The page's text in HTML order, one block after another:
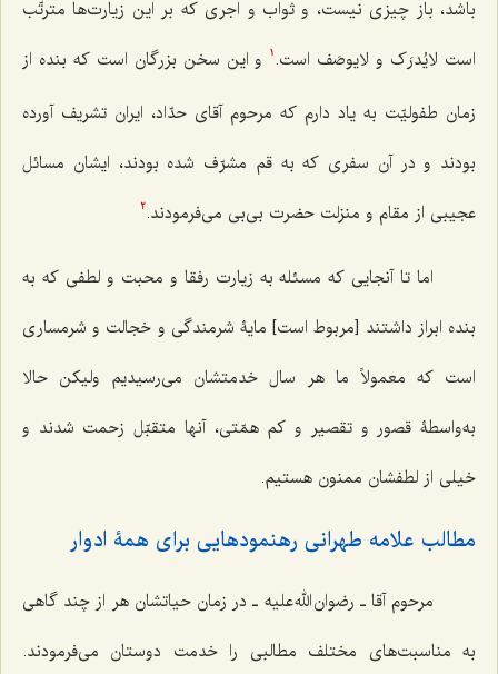
باشد، باز چیزی نیست، و ثواب و اجری که بر این زیارت‌ها مترتّب
است لایُدرَک و لایوصَف است. 1
و این سخن بزرگان است که بنده از
زمان طفولیّت به یاد دارم که مرحوم آقای حدّاد، ایران تشریف آورده
بودند و در آن سفری که به قم مشرّف شده بودند، ایشان مسائل
عجیبی از مقام و منزلت حضرت بی‌بی می‌فرمودند.2
اما تا آنجایی که مسئله به زیارت رفقا و محبت و لطفی که به
بنده ابراز داشتند [مربوط است] مایۀ شرمندگی و خجالت و شرمساری
است که معمولاً ما هر سال خدمتشان می‌رسیدیم ولیکن حالا
به‌واسطۀ قصور و تقصیر و کم همّتی، آنها متقبّل زحمت شدند و
خیلی از لطفشان ممنون هستیم.
مطالب علامه طهرانی رهنمودهایی برای همۀ ادوار
مرحوم آقا ـ رضوان الله علیه ـ در زمان حیاتشان هر از چند گاهی
به مناسبت‌های مختلف مطالبی را خدمت دوستان می‌فرمودند.